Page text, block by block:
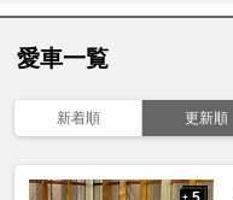
愛車一覧
新着順 更新順
+